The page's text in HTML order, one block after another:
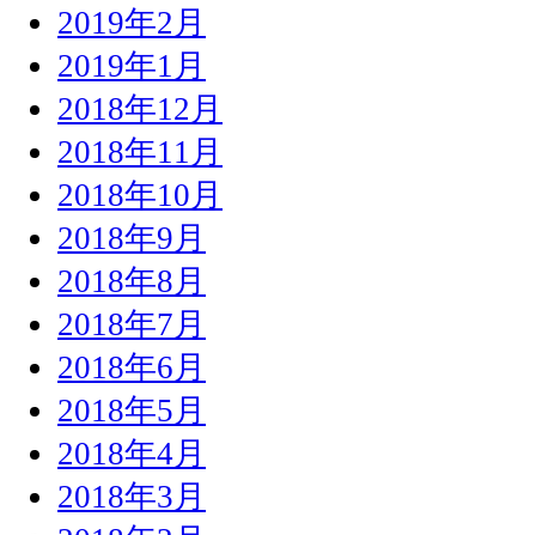
2019年2月
2019年1月
2018年12月
2018年11月
2018年10月
2018年9月
2018年8月
2018年7月
2018年6月
2018年5月
2018年4月
2018年3月